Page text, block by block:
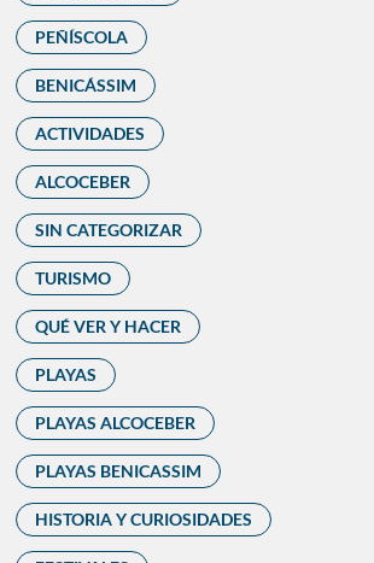
PEÑÍSCOLA
BENICÁSSIM
ACTIVIDADES
ALCOCEBER
SIN CATEGORIZAR
TURISMO
QUÉ VER Y HACER
PLAYAS
PLAYAS ALCOCEBER
PLAYAS BENICASSIM
HISTORIA Y CURIOSIDADES